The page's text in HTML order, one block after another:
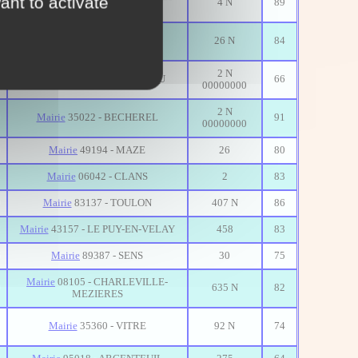
ROSIERS
26 N 84
29103 - LANDERNEAU
2 N
00000000
66
Mairie 35022 - BECHEREL
2 N
00000000
91
Mairie 49194 - MAZE 26 80
Mairie 06042 - CLANS 2 83
Mairie83137 - TOULON 407 N 86
Mairie43157 - LE PUY-EN-VELAY 458 83
Mairie 89387 - SENS 30 75
Mairie 08105 - CHARLEVILLE-
MEZIERES
635 N 82
Mairie35360 - VITRE 92 N 74